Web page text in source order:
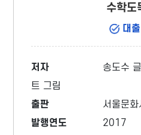
수학도
대
저자
송도수
트 그림
출판
서울문화
발행연도
2017